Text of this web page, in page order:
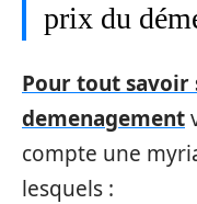
prix du
Pour tout savoir
demenagement
compte une
lesquels :